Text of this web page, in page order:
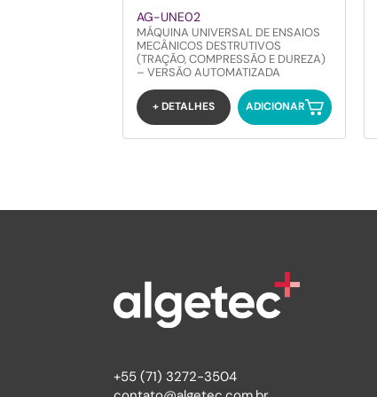
AG-UNE02
MÁQUINA UNIVERSAL DE ENSAIOS
MECÂNICOS DESTRUTIVOS
(TRAÇÃO, COMPRESSÃO E DUREZA)
– VERSÃO AUTOMATIZADA
+ DETALHES ADICIONAR
+55 (71) 3272-3504